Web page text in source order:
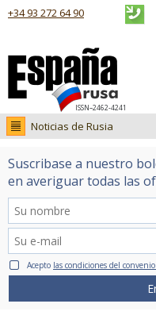
ISSN–2462-4241
+34 93 272 64 90
Noticias de Rusia
Noticias de Rusia
Fotos
Suscribase a nuestro
en averiguar todas las
Acepto las condiciones del